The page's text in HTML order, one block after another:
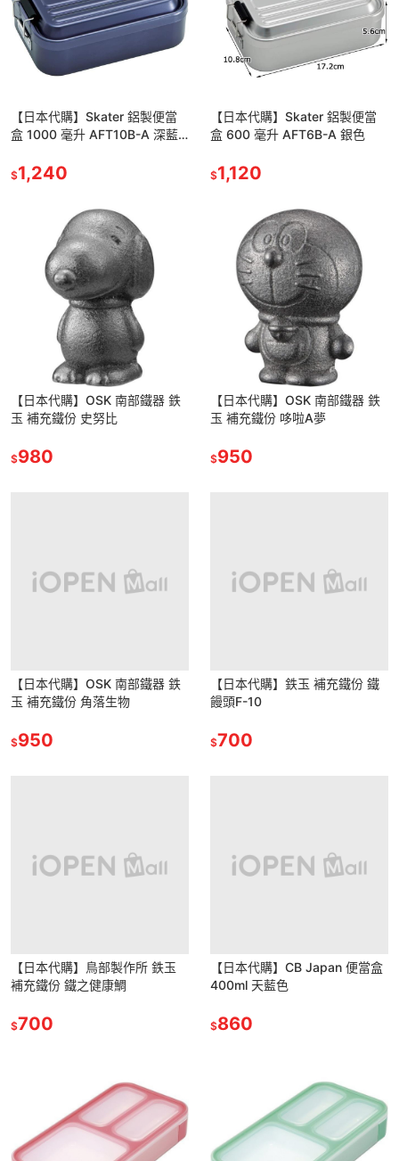
【日本代購】Skater 鋁製便當
盒 1000 毫升 AFT10B-A 深藍
$1,240
【日本代購】Skater 鋁製便當
盒 600 毫升 AFT6B-A 銀色
$1,120
【日本代購】OSK 南部鐵器 鉄
玉 補充鐵份 史努比
$980
【日本代購】OSK 南部鐵器 鉄
玉 補充鐵份 哆啦A夢
$950
【日本代購】OSK 南部鐵器 鉄
玉 補充鐵份 角落生物
$950
【日本代購】鉄玉 補充鐵份 鐵
饅頭F-10
$700
【日本代購】鳥部製作所 鉄玉
補充鐵份 鐵之健康鯛
$700
【日本代購】CB Japan 便當盒
400ml 天藍色
$860